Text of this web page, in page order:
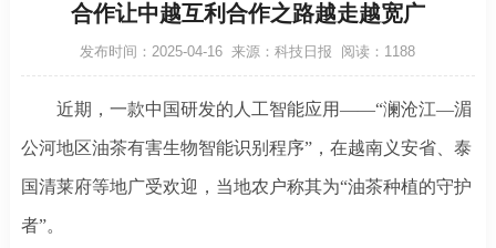
合作让中越互利合作之路越走越宽广
发布时间：2025-04-16 来源：科技日报 阅读：1188
近期，一款中国研发的人工智能应用——“澜沧江—湄
公河地区油茶有害生物智能识别程序”，在越南义安省、泰
国清莱府等地广受欢迎，当地农户称其为“油茶种植的守护
者”。